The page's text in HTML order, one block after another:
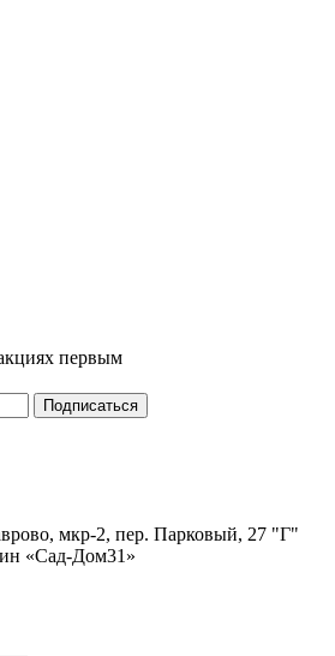
первым
мкр-2, пер. Парковый, 27 "Г"
«Сад-Дом31»